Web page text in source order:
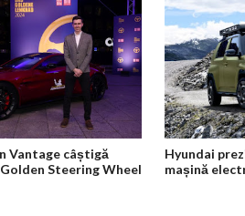
Vantage câștigă
Steering Wheel
Hyundai
mașină